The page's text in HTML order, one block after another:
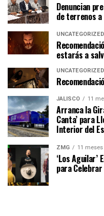
Denuncian
de terrenos a
UNCATEGORIZED
estarás a
UNCATEGORIZED
JALISCO 11
Arranca la
Canta’ para
Interior del
ZMG 11
‘Los Aguilar’
para